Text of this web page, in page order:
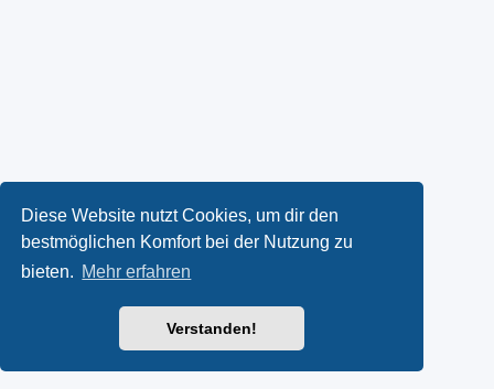
Diese Website nutzt Cookies, um dir den
bestmöglichen Komfort bei der Nutzung zu
bieten. Mehr erfahren
Verstanden!